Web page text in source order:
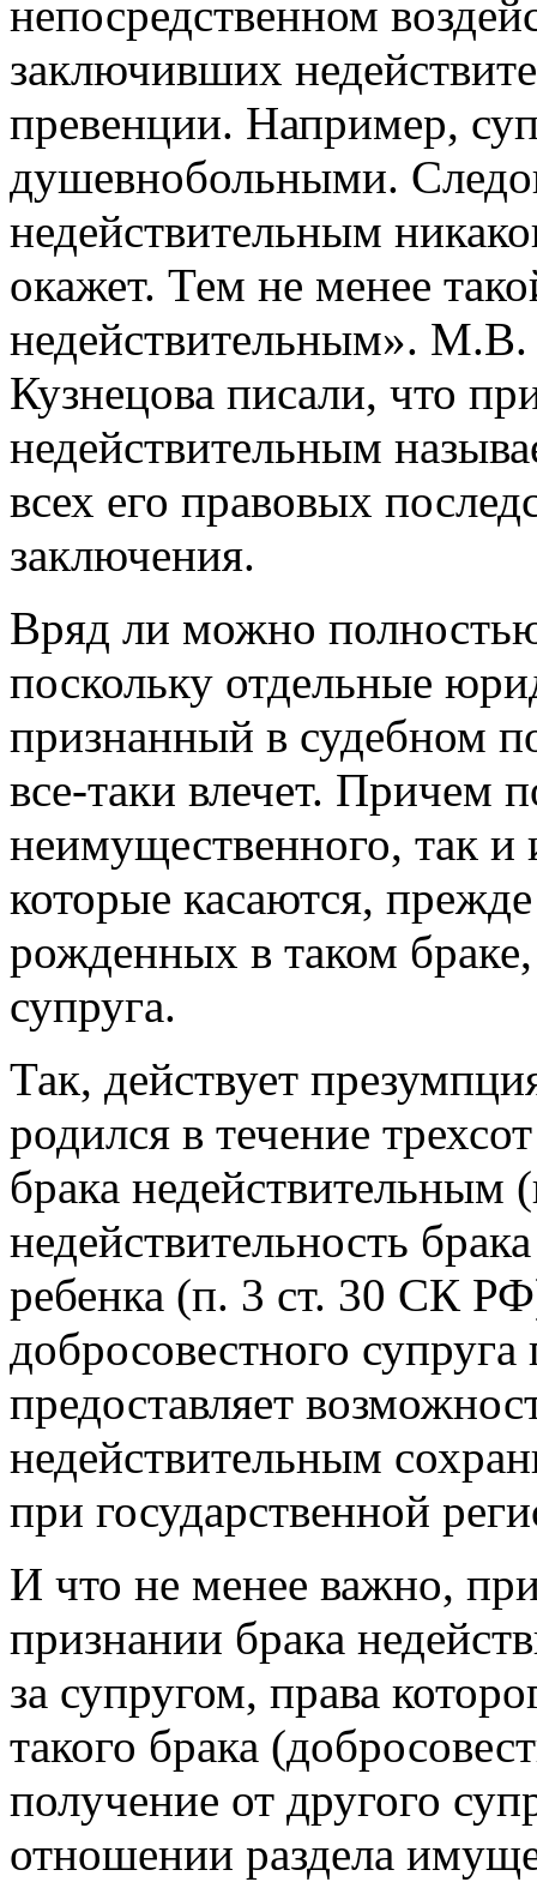
непосредственном
заключивших
превенции. Например,
душевнобольными.
недействительным
окажет. Тем не менее
недействительным».
Кузнецова писали, что
недействительным
всех его правовых
заключения.
Вряд ли можно полностью
поскольку отдельные
признанный в судебном
все-таки влечет. Причем
неимущественного, так и
которые касаются, прежде
рожденных в таком
супруга.
Так, действует
родился в течение
брака
недействительность
ребенка (п. 3 ст. 30 СК
добросовестного
предоставляет
недействительным
при государственной
И что не менее важно,
признании брака
за супругом, права
такого брака
получение от другого
отношении раздела